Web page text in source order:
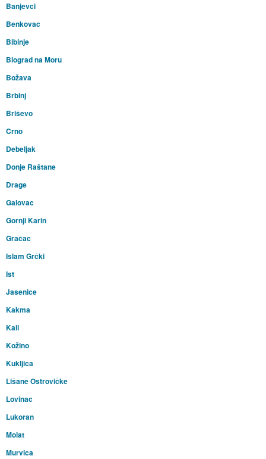
Banjevci
Benkovac
Bibinje
Biograd na Moru
Božava
Brbinj
Briševo
Crno
Debeljak
Donje Raštane
Drage
Galovac
Gornji Karin
Gračac
Islam Grčki
Ist
Jasenice
Kakma
Kali
Kožino
Kukljica
Lišane Ostrovičke
Lovinac
Lukoran
Molat
Murvica